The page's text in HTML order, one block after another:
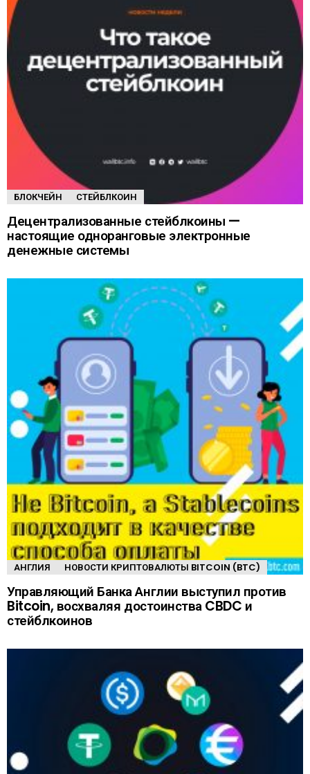
БЛОКЧЕЙН СТЕЙБЛКОИН
Децентрализованные стейблкоины —
настоящие одноранговые электронные
денежные системы
АНГЛИЯ НОВОСТИ КРИПТОВАЛЮТЫ BITCOIN (BTC)
Управляющий Банка Англии выступил против
Bitcoin, восхваляя достоинства CBDC и
стейблкоинов